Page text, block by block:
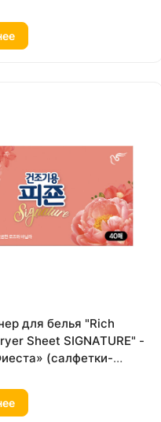
с ароматом
роза») 1000 мл
для белья "Rich
Sheet SIGNATURE" -
(салфетки-
для сушки белья в
машине) 40 листов